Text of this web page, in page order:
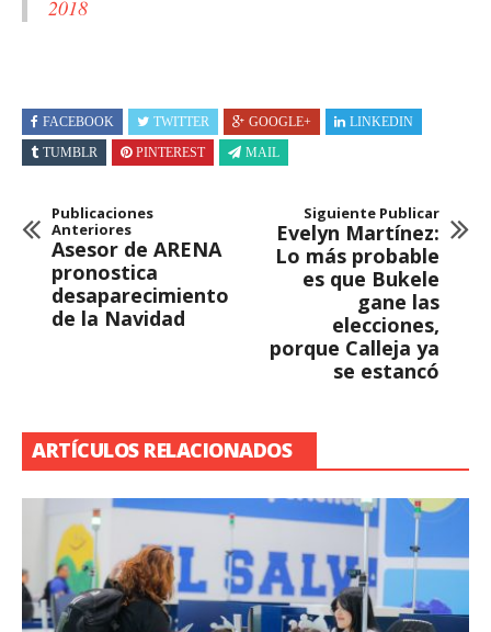
2018
FACEBOOK TWITTER GOOGLE+
LINKEDIN
TUMBLR
PINTEREST MAIL
Publicaciones
Anteriores
Asesor de ARENA
pronostica
desaparecimiento
de la Navidad
Siguiente Publicar
Evelyn Martínez:
Lo más probable
es que Bukele
gane las
elecciones,
porque Calleja ya
se estancó
ARTÍCULOS RELACIONADOS